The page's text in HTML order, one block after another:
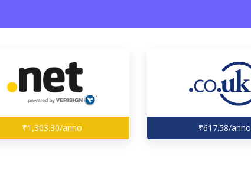
₹1,303.30/anno ₹617.58/anno